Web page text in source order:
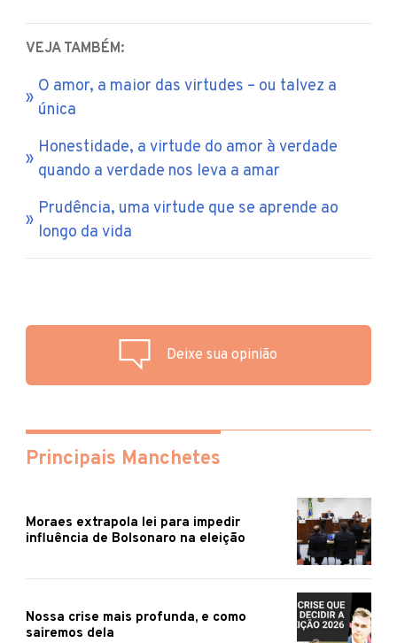
VEJA TAMBÉM:
O amor, a maior das virtudes – ou talvez a
única
Honestidade, a virtude do amor à verdade
quando a verdade nos leva a amar
Prudência, uma virtude que se aprende ao
longo da vida
Deixe sua opinião
Principais Manchetes
Moraes extrapola lei para impedir
influência de Bolsonaro na eleição
Nossa crise mais profunda, e como
sairemos dela